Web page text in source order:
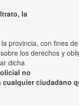
la
con fines
los derechos y
dicha
no